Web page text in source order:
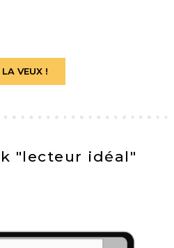
LA VEUX !
"lecteur idéal"